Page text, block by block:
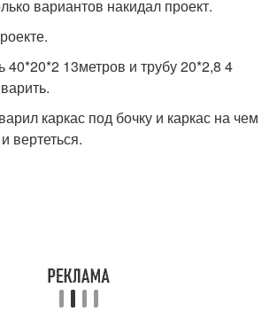
вариантов накидал проект.
40*20*2 13метров и трубу 20*2,8 4
каркас под бочку и каркас на чем
вертеться.